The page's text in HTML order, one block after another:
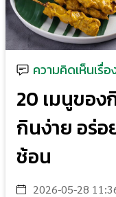
ความคิดเห็นเรื่อ
20 เมนูขอ
กินง่าย อร่อ
ช้อน
2026-05-28